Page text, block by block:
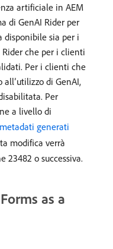
artificiale in AEM
di GenAI Rider per
disponibile sia per i
che per i clienti
Per i clienti che
di GenAI,
Per
a livello di
generati
modifica verrà
23482 o successiva.
as a